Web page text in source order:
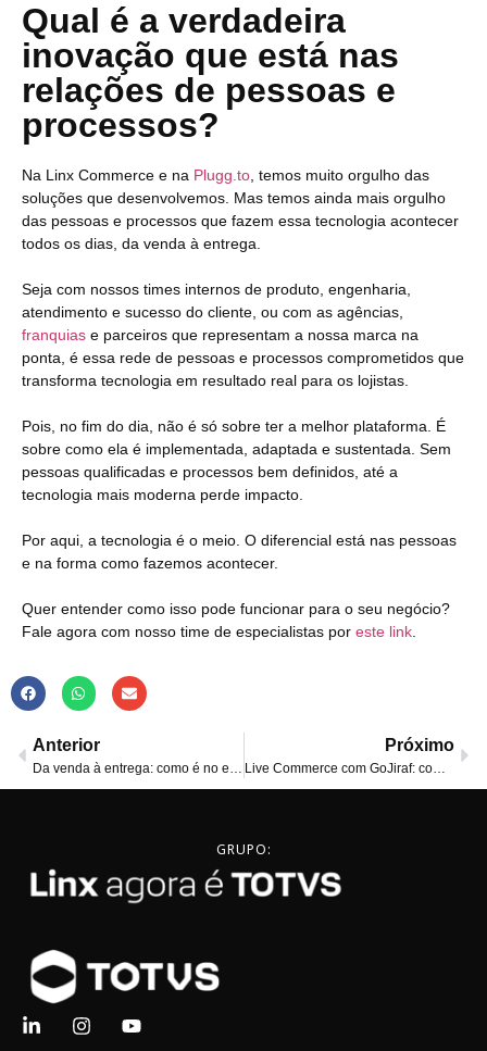
Qual é a verdadeira
inovação que está nas
relações de pessoas e
processos?
Na Linx Commerce e na Plugg.to, temos muito orgulho das
soluções que desenvolvemos. Mas temos ainda mais orgulho
das pessoas e processos que fazem essa tecnologia acontecer
todos os dias, da venda à entrega.
Seja com nossos times internos de produto, engenharia,
atendimento e sucesso do cliente, ou com as agências,
franquias e parceiros que representam a nossa marca na
ponta, é essa rede de pessoas e processos comprometidos que
transforma tecnologia em resultado real para os lojistas.
Pois, no fim do dia, não é só sobre ter a melhor plataforma. É
sobre como ela é implementada, adaptada e sustentada. Sem
pessoas qualificadas e processos bem definidos, até a
tecnologia mais moderna perde impacto.
Por aqui, a tecnologia é o meio. O diferencial está nas pessoas
e na forma como fazemos acontecer.
Quer entender como isso pode funcionar para o seu negócio?
Fale agora com nosso time de especialistas por este link.
Anterior Próximo
Live Commerce com GoJiraf: como usar esta estratégia?
GRUPO: